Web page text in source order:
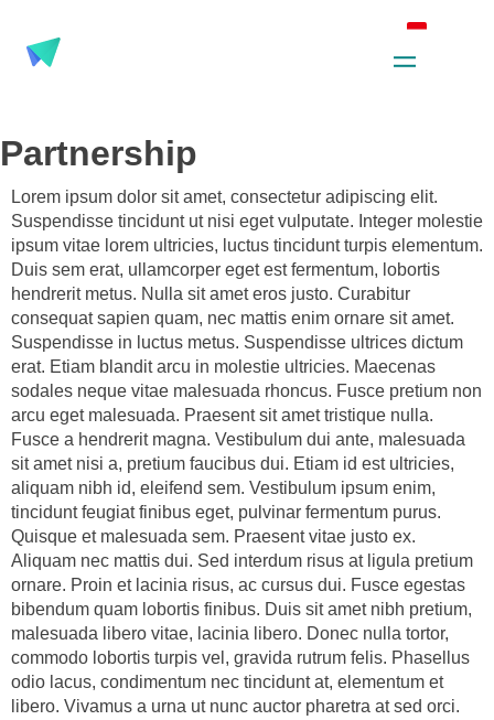
Partnership
Lorem ipsum dolor sit amet, consectetur adipiscing elit.
Suspendisse tincidunt ut nisi eget vulputate. Integer molestie
ipsum vitae lorem ultricies, luctus tincidunt turpis elementum.
Duis sem erat, ullamcorper eget est fermentum, lobortis
hendrerit metus. Nulla sit amet eros justo. Curabitur
consequat sapien quam, nec mattis enim ornare sit amet.
Suspendisse in luctus metus. Suspendisse ultrices dictum
erat. Etiam blandit arcu in molestie ultricies. Maecenas
sodales neque vitae malesuada rhoncus. Fusce pretium non
arcu eget malesuada. Praesent sit amet tristique nulla.
Fusce a hendrerit magna. Vestibulum dui ante, malesuada
sit amet nisi a, pretium faucibus dui. Etiam id est ultricies,
aliquam nibh id, eleifend sem. Vestibulum ipsum enim,
tincidunt feugiat finibus eget, pulvinar fermentum purus.
Quisque et malesuada sem. Praesent vitae justo ex.
Aliquam nec mattis dui. Sed interdum risus at ligula pretium
ornare. Proin et lacinia risus, ac cursus dui. Fusce egestas
bibendum quam lobortis finibus. Duis sit amet nibh pretium,
malesuada libero vitae, lacinia libero. Donec nulla tortor,
commodo lobortis turpis vel, gravida rutrum felis. Phasellus
odio lacus, condimentum nec tincidunt at, elementum et
libero. Vivamus a urna ut nunc auctor pharetra at sed orci.